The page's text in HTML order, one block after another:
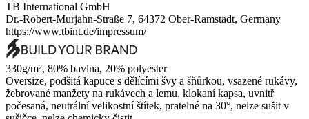
TB International GmbH
Dr.-Robert-Murjahn-Straße 7, 64372 Ober-Ramstadt, Germany
https://www.tbint.de/impressum/
330g/m², 80% bavlna, 20% polyester
Oversize, podšitá kapuce s dělícími švy a šňůrkou, vsazené rukávy,
žebrované manžety na rukávech a lemu, klokaní kapsa, uvnitř
počesaná, neutrální velikostní štítek, pratelné na 30°, nelze sušit v